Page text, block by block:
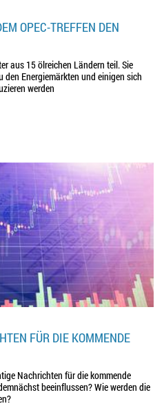
OPEC-TREFFEN DEN
aus 15 ölreichen Ländern teil. Sie
den Energiemärkten und einigen sich
werden
FÜR DIE KOMMENDE
Nachrichten für die kommende
beeinflussen? Wie werden die